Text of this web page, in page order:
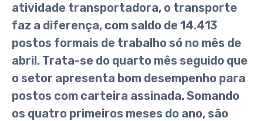
atividade transportadora, o transporte
faz a diferença, com saldo de 14.413
postos formais de trabalho só no mês de
abril. Trata-se do quarto mês seguido que
o setor apresenta bom desempenho para
postos com carteira assinada. Somando
os quatro primeiros meses do ano, são